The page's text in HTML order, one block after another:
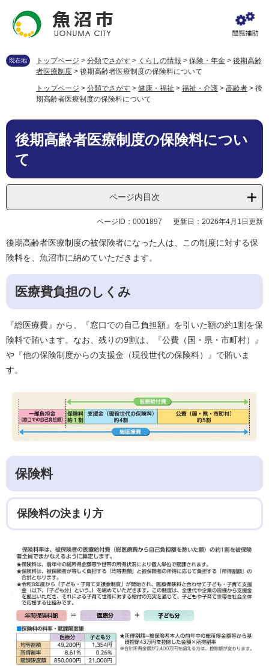
先
を
本
現在地 トップページ > 分類でさがす > くらしの情報 > 保険・年金 > 後期高齢
者医療制度 > 後期高齢者医療制度の保険料について
トップページ > 分類でさがす > 健康・福祉 > 福祉・介護 > 高齢者 > 後
期高齢者医療制度の保険料について
本
後期高齢者医療制度の保険料につい
て
ページ内目次
ページID：0001897 更新日：2026年4月1日更新
後期高齢者医療制度の被保険者になった人は、この制度に対する保
険料を、魚沼市に納めていただきます。
医療費負担のしくみ
『総医療費』から、『窓口での自己負担額』を引いた額の約1割を保
険料で賄います。なお、残りの9割は、『公費（国・県・市町村）』
や『他の保険制度からの支援金（現役世代の保険料）』で賄いま
す。
保険料
保険料の決まり方